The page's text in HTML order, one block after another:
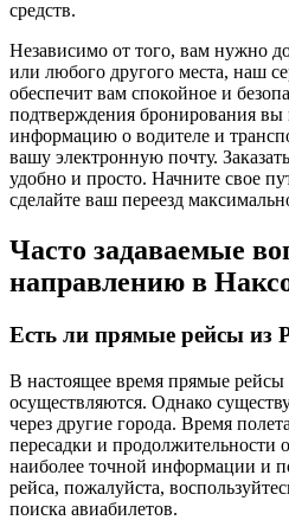
средств.
Независимо от того, вам нужно
или любого другого места, наш
обеспечит вам спокойное и
подтверждения бронирования
информацию о водителе и
вашу электронную почту.
удобно и просто. Начните свое
сделайте ваш переезд
Часто задаваемые
направлению в
Есть ли прямые рейсы из
В настоящее время прямые рейсы
осуществляются. Однако
через другие города. Время
пересадки и продолжительности
наиболее точной информации и
рейса, пожалуйста,
поиска авиабилетов.